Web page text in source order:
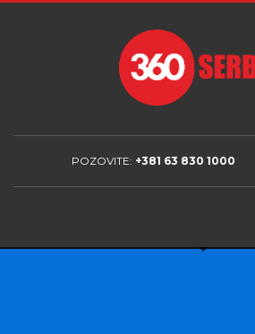
POZOVITE: +381 63 830 1000